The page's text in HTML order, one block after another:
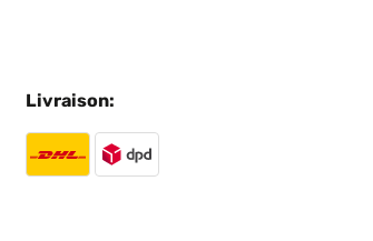
Livraison: